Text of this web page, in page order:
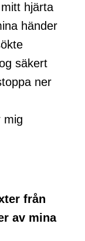
hjärta
händer
säkert
ner
mig
från
av mina